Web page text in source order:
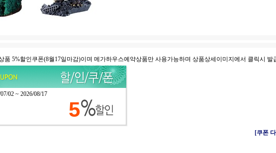
품 5%할인쿠폰(8월17일마감)이며 메가하우스예약상품만 사용가능하며 상품상세이미지에서 클릭시 발
02 ~ 2026/08/17
5
[쿠폰